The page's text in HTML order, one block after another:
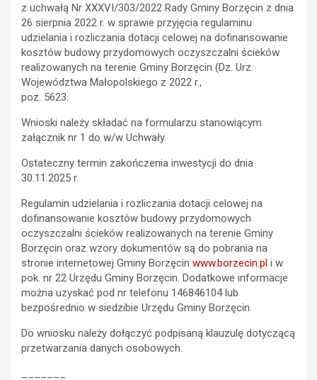
z uchwałą Nr XXXVI/303/2022 Rady Gminy Borzęcin z dnia
26 sierpnia 2022 r. w sprawie przyjęcia regulaminu
udzielania i rozliczania dotacji celowej na dofinansowanie
kosztów budowy przydomowych oczyszczalni ścieków
realizowanych na terenie Gminy Borzęcin (Dz. Urz.
Województwa Małopolskiego z 2022 r.,
poz. 5623.
Wnioski należy składać na formularzu stanowiącym
załącznik nr 1 do w/w Uchwały.
Ostateczny termin zakończenia inwestycji do dnia
30.11.2025 r.
Regulamin udzielania i rozliczania dotacji celowej na
dofinansowanie kosztów budowy przydomowych
oczyszczalni ścieków realizowanych na terenie Gminy
Borzęcin oraz wzory dokumentów są do pobrania na
stronie internetowej Gminy Borzęcin www.borzecin.pl i w
pok. nr 22 Urzędu Gminy Borzęcin. Dodatkowe informacje
można uzyskać pod nr telefonu 146846104 lub
bezpośrednio w siedzibie Urzędu Gminy Borzęcin.
Do wniosku należy dołączyć podpisaną klauzulę dotyczącą
przetwarzania danych osobowych.